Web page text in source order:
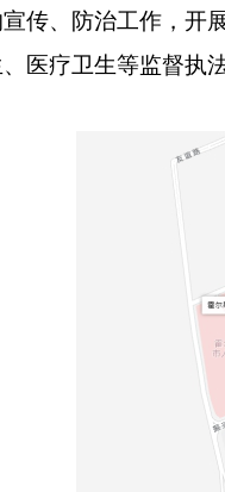
宣传、防治工作，
、医疗卫生等监督